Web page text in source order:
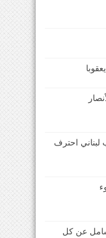
احترف
عن كل